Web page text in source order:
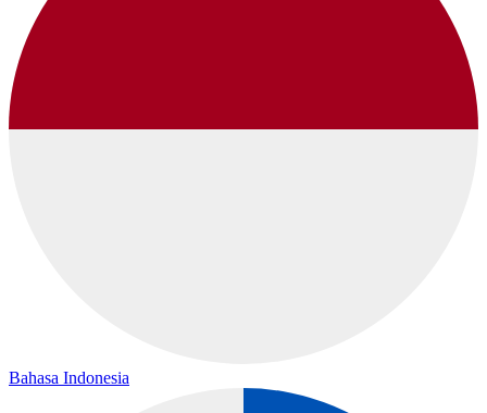
Bahasa Indonesia